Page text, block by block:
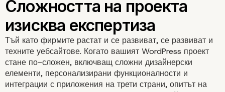
Тъй като фирмите растат и се развиват, се развиват и
техните уебсайтове. Когато вашият WordPress проект
стане по-сложен, включващ сложни дизайнерски
елементи, персонализирани функционалности и
интеграции с приложения на трети страни, опитът на